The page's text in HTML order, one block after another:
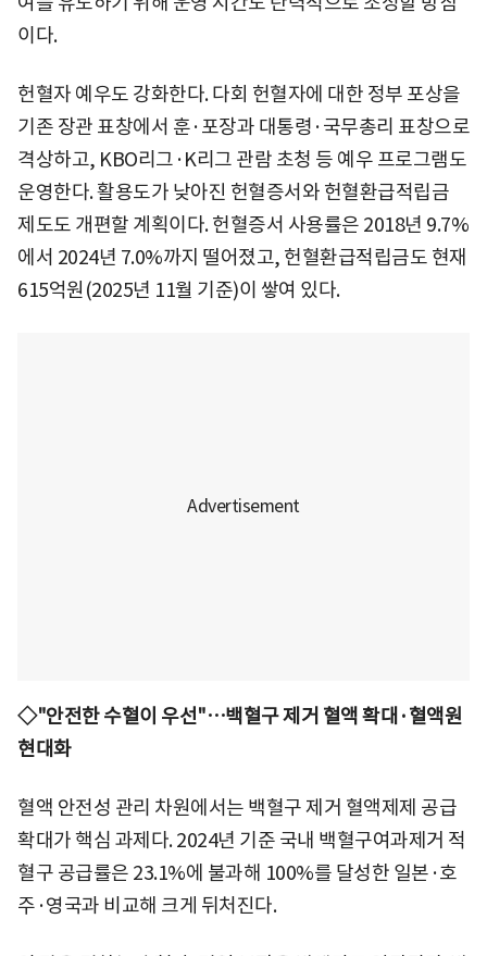
이다.
헌혈자 예우도 강화한다. 다회 헌혈자에 대한 정부 포상을
기존 장관 표창에서 훈·포장과 대통령·국무총리 표창으로
격상하고, KBO리그·K리그 관람 초청 등 예우 프로그램도
운영한다. 활용도가 낮아진 헌혈증서와 헌혈환급적립금
제도도 개편할 계획이다. 헌혈증서 사용률은 2018년 9.7%
에서 2024년 7.0%까지 떨어졌고, 헌혈환급적립금도 현재
615억원(2025년 11월 기준)이 쌓여 있다.
◇"안전한 수혈이 우선"…백혈구 제거 혈액 확대·혈액원
현대화
혈액 안전성 관리 차원에서는 백혈구 제거 혈액제제 공급
확대가 핵심 과제다. 2024년 기준 국내 백혈구여과제거 적
혈구 공급률은 23.1%에 불과해 100%를 달성한 일본·호
주·영국과 비교해 크게 뒤처진다.